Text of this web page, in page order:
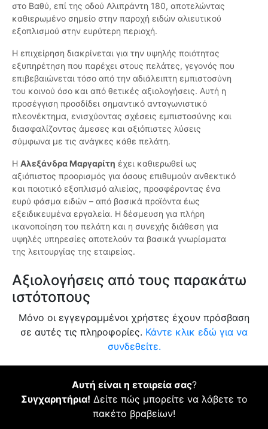
στο Βαθύ, επί της οδού Αλιπράντη 180, αποτελώντας
καθιερωμένο σημείο στην παροχή ειδών αλιευτικού
εξοπλισμού στην ευρύτερη περιοχή.
Η επιχείρηση διακρίνεται για την υψηλής ποιότητας
εξυπηρέτηση που παρέχει στους πελάτες, γεγονός που
επιβεβαιώνεται τόσο από την αδιάλειπτη εμπιστοσύνη
του κοινού όσο και από θετικές αξιολογήσεις. Αυτή η
προσέγγιση προσδίδει σημαντικό ανταγωνιστικό
πλεονέκτημα, ενισχύοντας σχέσεις εμπιστοσύνης και
διασφαλίζοντας άμεσες και αξιόπιστες λύσεις
σύμφωνα με τις ανάγκες κάθε πελάτη.
Η Αλεξάνδρα Μαργαρίτη έχει καθιερωθεί ως
αξιόπιστος προορισμός για όσους επιθυμούν ανθεκτικό
και ποιοτικό εξοπλισμό αλιείας, προσφέροντας ένα
ευρύ φάσμα ειδών – από βασικά προϊόντα έως
εξειδικευμένα εργαλεία. Η δέσμευση για πλήρη
ικανοποίηση του πελάτη και η συνεχής διάθεση για
υψηλές υπηρεσίες αποτελούν τα βασικά γνωρίσματα
της λειτουργίας της εταιρείας.
Αξιολογήσεις από τους παρακάτω
ιστότοπους
Μόνο οι εγγεγραμμένοι χρήστες έχουν πρόσβαση
σε αυτές τις πληροφορίες. Κάντε κλικ εδώ για να
συνδεθείτε.
Αυτή είναι η εταιρεία σας?
Συγχαρητήρια! Δείτε πώς μπορείτε να λάβετε το
πακέτο βραβείων!